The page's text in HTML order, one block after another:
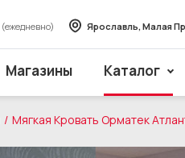
Магазины Каталог
(ежедневно) Ярославль, Малая
Мягкая Кровать Орматек